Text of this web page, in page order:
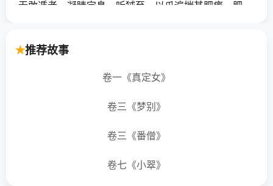
无敢遁者。凝睛定息，听狨至，以爪遍揣其肥瘠，肥
贪吏似狨，亦且揣民之肥瘠而志之，而裂食之；而民
之戢耳听食，莫敢喘息，蚩蚩之情，亦犹是也。可哀
一个人在沈阳，在一座山顶上宴集宾客。那人俯瞰山
推荐故事
卷一《真定女》
卷三《梦别》
卷三《番僧》
卷七《小翠》